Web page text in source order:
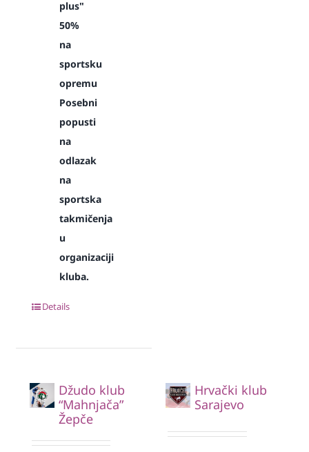
plus"
50%
na
sportsku
opremu
Posebni
popusti
na
odlazak
na
sportska
takmičenja
u
organizaciji
kluba.
Details
Džudo klub
“Mahnjača”
Žepče
Hrvački klub
Sarajevo